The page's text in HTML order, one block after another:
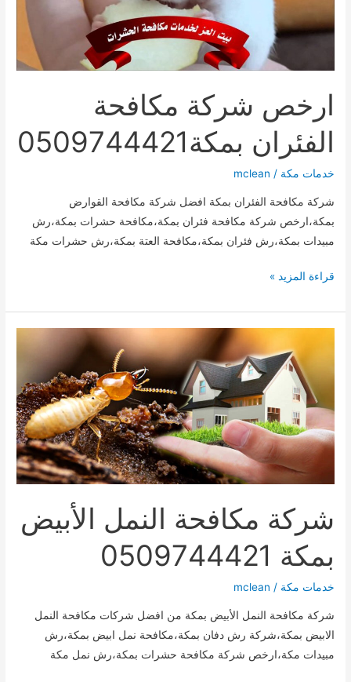
ارخص شركة مكافحة
الفئران بمكة0509744421
خدمات مكة /
mclean
شركة مكافحة الفئران بمكة افضل شركة مكافحة القوارض
بمكة،ارخص شركة مكافحة فئران بمكة،مكافحة حشرات بمكة،رش
مبيدات بمكة،رش فئران بمكة،مكافحة العتة بمكة،رش حشرات مكة
ارخص
مكافحة
قراءة المزيد »
شركة مكافحة النمل الأبيض
بمكة 0509744421
خدمات مكة /
mclean
شركة مكافحة النمل الأبيض بمكة من افضل شركات مكافحة النمل
الابيض بمكة،شركة رش دفان بمكة،مكافحة نمل ابيض بمكة،رش
مبيدات مكة،ارخص شركة مكافحة حشرات بمكة،رش نمل مكة